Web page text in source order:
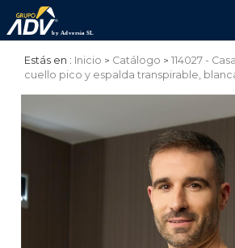
Estás en : Inicio Catálogo
114027 -
cuello pico y espalda transpirable,